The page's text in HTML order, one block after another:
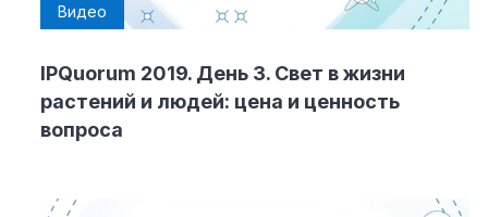
Видео
IPQuorum 2019. День 3. Свет в жизни
растений и людей: цена и ценность
вопроса